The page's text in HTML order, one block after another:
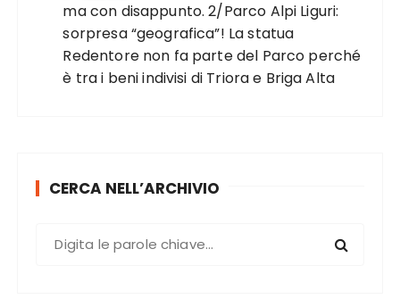
ma con disappunto. 2/Parco Alpi Liguri:
sorpresa “geografica”! La statua
Redentore non fa parte del Parco perché
è tra i beni indivisi di Triora e Briga Alta
CERCA NELL’ARCHIVIO